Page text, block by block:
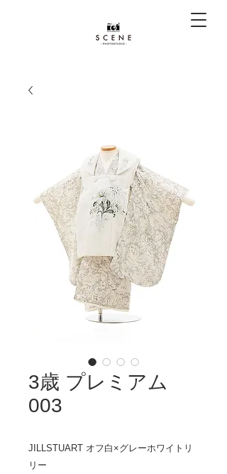
3歳 プレミアム
003
JILLSTUART オフ白×グレーホワイトリ
リー